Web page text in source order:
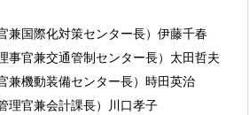
国際化対策センター長）伊藤千春
官兼交通管制センター長）太田哲夫
兼機動装備センター長）時田英治
理官兼会計課長）川口孝子